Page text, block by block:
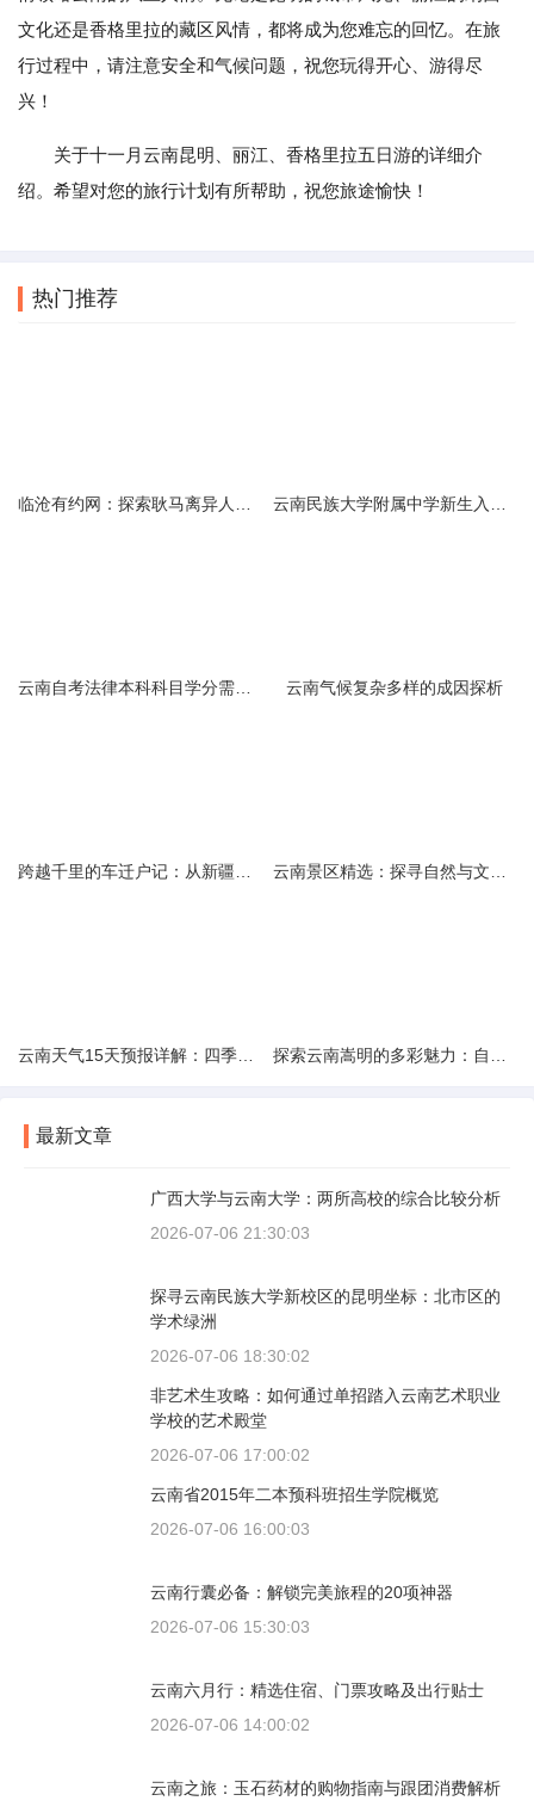
文化还是香格里拉的藏区风情，都将成为您难忘的回忆。在旅
行过程中，请注意安全和气候问题，祝您玩得开心、游得尽
兴！
关于十一月云南昆明、丽江、香格里拉五日游的详细介
绍。希望对您的旅行计划有所帮助，祝您旅途愉快！
热门推荐
云南气候复杂多样的成因探析
最新文章
广西大学与云南大学：两所高校的综合比较分析
2026-07-06 21:30:03
探寻云南民族大学新校区的昆明坐标：北市区的
学术绿洲
2026-07-06 18:30:02
非艺术生攻略：如何通过单招踏入云南艺术职业
学校的艺术殿堂
2026-07-06 17:00:02
云南省2015年二本预科班招生学院概览
2026-07-06 16:00:03
云南行囊必备：解锁完美旅程的20项神器
2026-07-06 15:30:03
云南六月行：精选住宿、门票攻略及出行贴士
2026-07-06 14:00:02
云南之旅：玉石药材的购物指南与跟团消费解析